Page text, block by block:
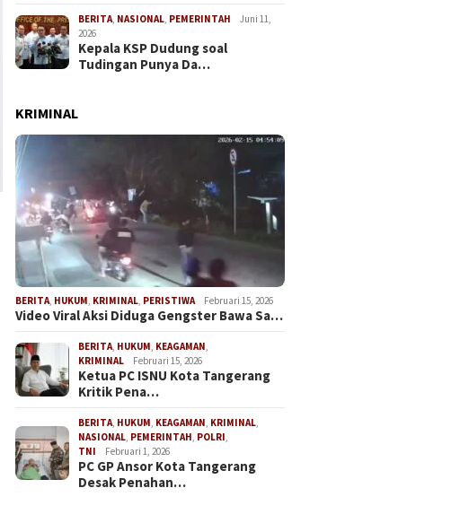
BERITA NASIONAL PEMERINTAH
Juni 11,
2026
Kepala KSP Dudung soal
Tudingan Punya Da…
KRIMINAL
BERITA HUKUM KRIMINAL PERISTIWA Februari 15, 2026
Video Viral Aksi Diduga Gengster Bawa Sa…
BERITA HUKUM KEAGAMAN
KRIMINAL
Februari 15, 2026
Ketua PC ISNU Kota Tangerang
Kritik Pena…
BERITA HUKUM KEAGAMAN KRIMINAL
NASIONAL PEMERINTAH POLRI
TNI
Februari 1, 2026
PC GP Ansor Kota Tangerang
Desak Penahan…